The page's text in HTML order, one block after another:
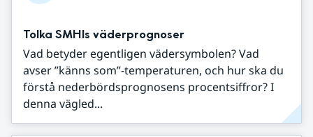
Tolka SMHIs väderprognoser
Vad betyder egentligen vädersymbolen? Vad
avser ”känns som”-temperaturen, och hur ska du
förstå nederbördsprognosens procentsiffror? I
denna vägled...